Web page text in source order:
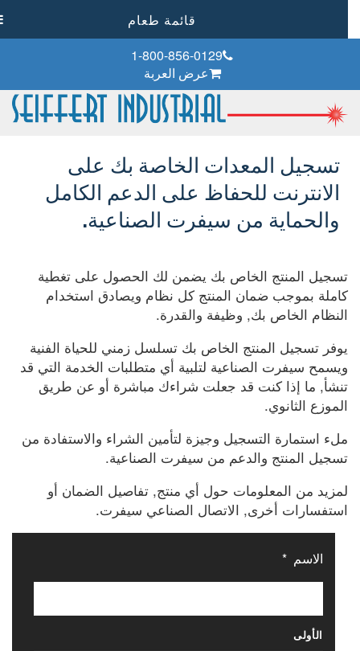
1-800-856-0129
عرض العربة
تسجيل المعدات الخاصة بك على
الانترنت للحفاظ على الدعم الكامل
والحماية من سيفرت الصناعية.
تسجيل المنتج الخاص بك يضمن لك الحصول على تغطية
كاملة بموجب ضمان المنتج كل نظام ويصادق استخدام
النظام الخاص بك, وظيفة والقدرة.
يوفر تسجيل المنتج الخاص بك تسلسل زمني للحياة الفنية
ويسمح سيفرت الصناعية لتلبية أي متطلبات الخدمة التي قد
تنشأ, ما إذا كنت قد جعلت شراءك مباشرة أو عن طريق
الموزع الثانوي.
ملء استمارة التسجيل وجيزة لتأمين الشراء والاستفادة من
تسجيل المنتج والدعم من سيفرت الصناعية.
لمزيد من المعلومات حول أي منتج, تفاصيل الضمان أو
استفسارات أخرى, الاتصال الصناعي سيفرت.
الاسم *
الأولى
قائمة طعام